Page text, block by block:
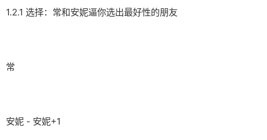
1.2.1 选择：常和安妮逼你选出最好性的朋友
常
安妮 - 安妮+1